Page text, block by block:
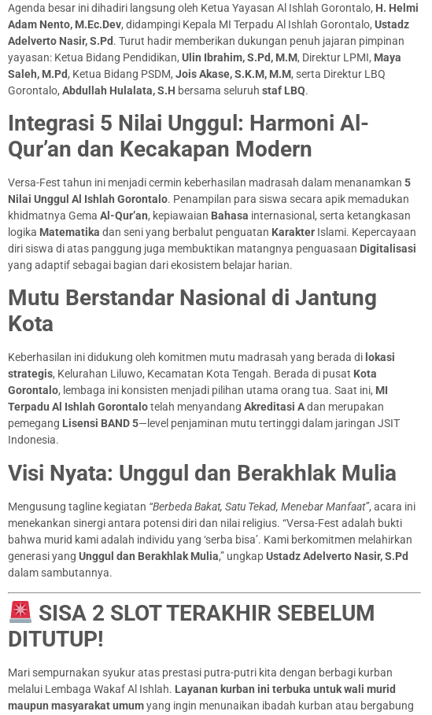
Agenda besar ini dihadiri langsung oleh Ketua Yayasan Al Ishlah Gorontalo, H. Helmi
Adam Nento, M.Ec.Dev, didampingi Kepala MI Terpadu Al Ishlah Gorontalo, Ustadz
Adelverto Nasir, S.Pd. Turut hadir memberikan dukungan penuh jajaran pimpinan
yayasan: Ketua Bidang Pendidikan, Ulin Ibrahim, S.Pd, M.M, Direktur LPMI, Maya
Saleh, M.Pd, Ketua Bidang PSDM, Jois Akase, S.K.M, M.M, serta Direktur LBQ
Gorontalo, Abdullah Hulalata, S.H bersama seluruh staf LBQ.
Integrasi 5 Nilai Unggul: Harmoni Al-
Qur’an dan Kecakapan Modern
Versa-Fest tahun ini menjadi cermin keberhasilan madrasah dalam menanamkan 5
Nilai Unggul Al Ishlah Gorontalo. Penampilan para siswa secara apik memadukan
khidmatnya Gema Al-Qur’an, kepiawaian Bahasa internasional, serta ketangkasan
logika Matematika dan seni yang berbalut penguatan Karakter Islami. Kepercayaan
diri siswa di atas panggung juga membuktikan matangnya penguasaan Digitalisasi
yang adaptif sebagai bagian dari ekosistem belajar harian.
Mutu Berstandar Nasional di Jantung
Kota
Keberhasilan ini didukung oleh komitmen mutu madrasah yang berada di lokasi
strategis, Kelurahan Liluwo, Kecamatan Kota Tengah. Berada di pusat Kota
Gorontalo, lembaga ini konsisten menjadi pilihan utama orang tua. Saat ini, MI
Terpadu Al Ishlah Gorontalotelah menyandang Akreditasi Adan merupakan
pemegang Lisensi BAND 5—level penjaminan mutu tertinggi dalam jaringan JSIT
Indonesia.
Visi Nyata: Unggul dan Berakhlak Mulia
Mengusung tagline kegiatan “Berbeda Bakat, Satu Tekad, Menebar Manfaat”, acara ini
menekankan sinergi antara potensi diri dan nilai religius. “Versa-Fest adalah bukti
bahwa murid kami adalah individu yang ‘serba bisa’. Kami berkomitmen melahirkan
generasi yang Unggul dan Berakhlak Mulia,” ungkapUstadz Adelverto Nasir, S.Pd
dalam sambutannya.
SISA 2 SLOT TERAKHIR SEBELUM
DITUTUP!
Mari sempurnakan syukur atas prestasi putra-putri kita dengan berbagi kurban
melalui Lembaga Wakaf Al Ishlah. Layanan kurban ini terbuka untuk wali murid
maupun masyarakat umumyang ingin menunaikan ibadah kurban atau bergabung